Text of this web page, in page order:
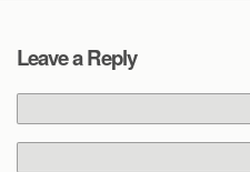
Leave a Reply